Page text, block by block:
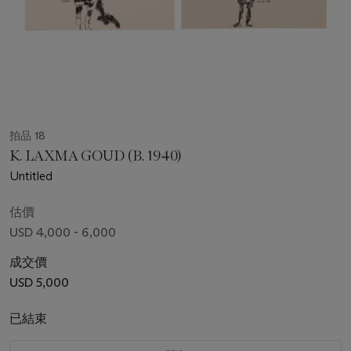
拍品 18
K. LAXMA GOUD (B. 1940)
Untitled
估價
USD 4,000 - 6,000
成交價
USD 5,000
已結束